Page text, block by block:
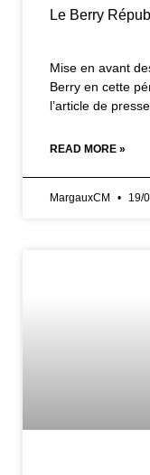
Le Berry
Mise en avant
Berry en cette
l’article de
READ MORE »
MargauxCM 19/